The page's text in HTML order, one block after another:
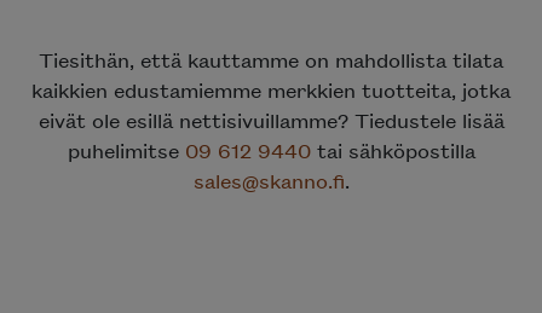
Tiesithän, että kauttamme on mahdollista tilata
kaikkien edustamiemme merkkien tuotteita, jotka
eivät ole esillä nettisivuillamme? Tiedustele lisää
puhelimitse 09 612 9440tai sähköpostilla
sales@skanno.fi.